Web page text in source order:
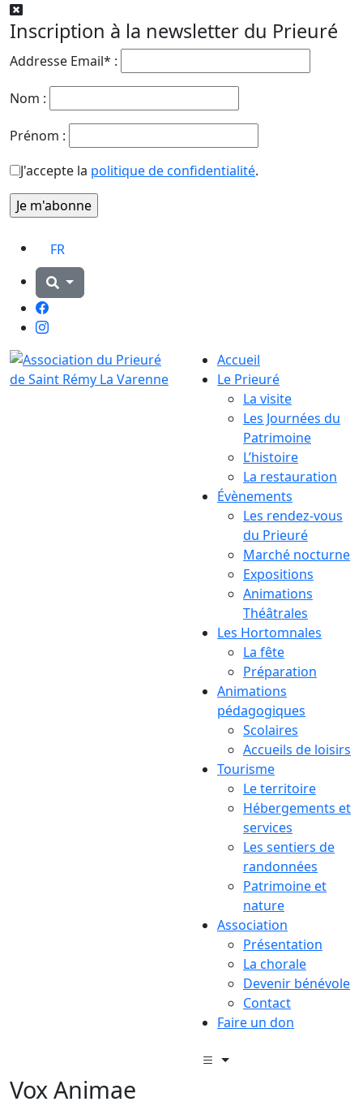
Inscription à la newsletter du Prieuré
Addresse Email* :
Nom :
Prénom :
J'accepte la politique de confidentialité.
FR
Facebook
Instagram
Accueil
Le Prieuré
La visite
Les Journées du
Patrimoine
L’histoire
La restauration
Évènements
Les rendez-vous
du Prieuré
Marché nocturne
Expositions
Animations
Théâtrales
Les Hortomnales
La fête
Préparation
Animations
pédagogiques
Scolaires
Accueils de loisirs
Tourisme
Le territoire
Hébergements et
services
Les sentiers de
randonnées
Patrimoine et
nature
Association
Présentation
La chorale
Devenir bénévole
Contact
Faire un don
Vox Animae